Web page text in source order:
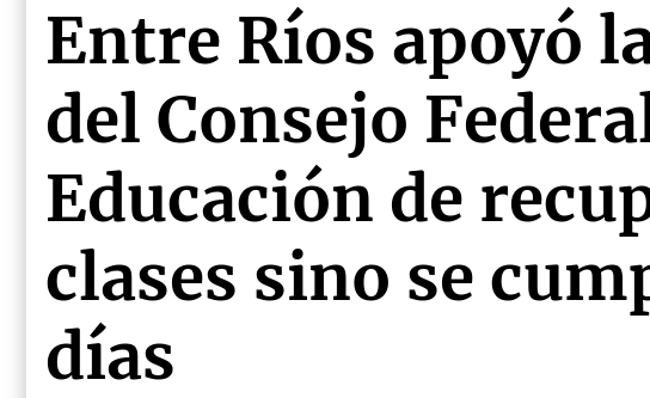
Entre Ríos apoyó
del Consejo
Educación de
clases sino se
días